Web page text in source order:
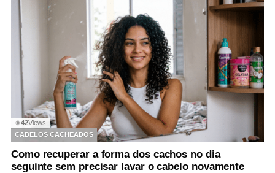
◉42Views
CABELOS CACHEADOS
Como recuperar a forma dos cachos no dia
seguinte sem precisar lavar o cabelo novamente